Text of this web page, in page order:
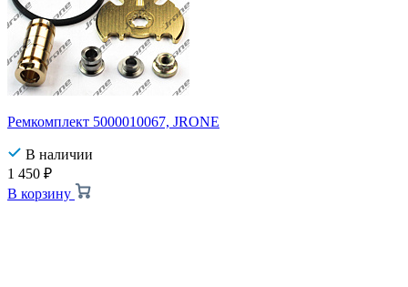
Ремкомплект 5000010067, JRONE
В наличии
1 450 ₽
В корзину